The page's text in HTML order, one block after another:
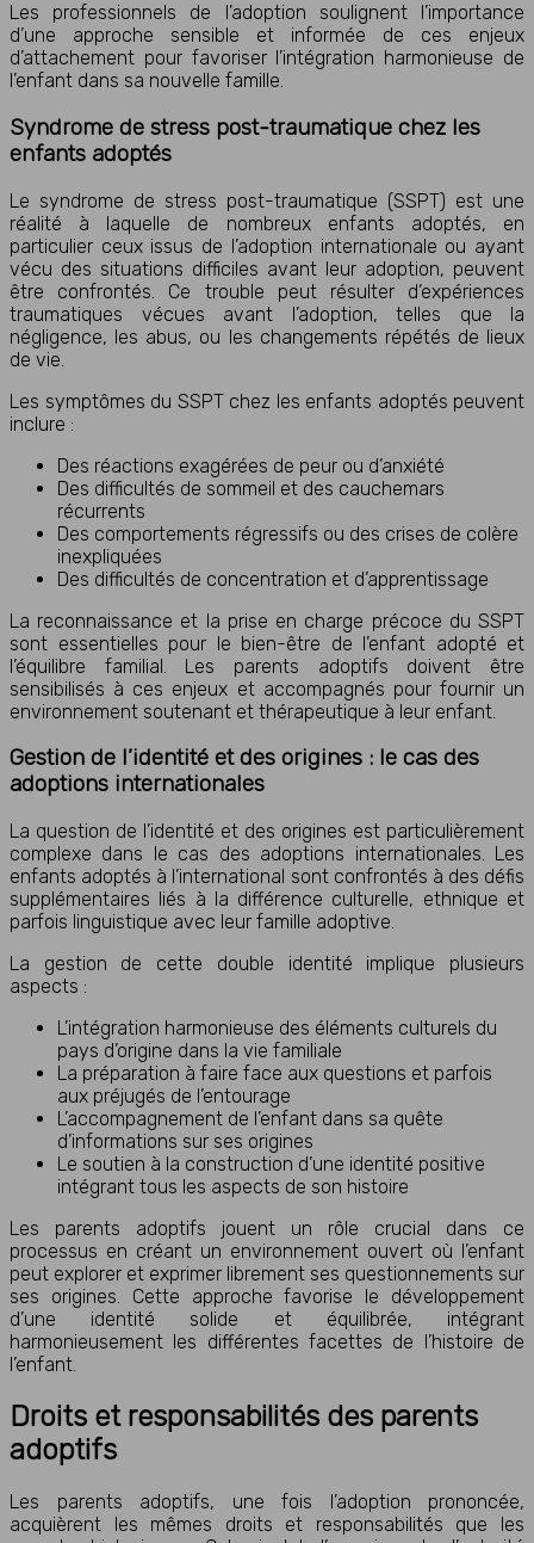
Les professionnels de l’adoption soulignent l’importance
d’une approche sensible et informée de ces enjeux
d’attachement pour favoriser l’intégration harmonieuse de
l’enfant dans sa nouvelle famille.
Syndrome de stress post-traumatique chez les
enfants adoptés
Le syndrome de stress post-traumatique (SSPT) est une
réalité à laquelle de nombreux enfants adoptés, en
particulier ceux issus de l’adoption internationale ou ayant
vécu des situations difficiles avant leur adoption, peuvent
être confrontés. Ce trouble peut résulter d’expériences
traumatiques vécues avant l’adoption, telles que la
négligence, les abus, ou les changements répétés de lieux
de vie.
Les symptômes du SSPT chez les enfants adoptés peuvent
inclure :
Des réactions exagérées de peur ou d’anxiété
Des difficultés de sommeil et des cauchemars
récurrents
Des comportements régressifs ou des crises de colère
inexpliquées
Des difficultés de concentration et d’apprentissage
La reconnaissance et la prise en charge précoce du SSPT
sont essentielles pour le bien-être de l’enfant adopté et
l’équilibre familial. Les parents adoptifs doivent être
sensibilisés à ces enjeux et accompagnés pour fournir un
environnement soutenant et thérapeutique à leur enfant.
Gestion de l’identité et des origines : le cas des
adoptions internationales
La question de l’identité et des origines est particulièrement
complexe dans le cas des adoptions internationales. Les
enfants adoptés à l’international sont confrontés à des défis
supplémentaires liés à la différence culturelle, ethnique et
parfois linguistique avec leur famille adoptive.
La gestion de cette double identité implique plusieurs
aspects :
L’intégration harmonieuse des éléments culturels du
pays d’origine dans la vie familiale
La préparation à faire face aux questions et parfois
aux préjugés de l’entourage
L’accompagnement de l’enfant dans sa quête
d’informations sur ses origines
Le soutien à la construction d’une identité positive
intégrant tous les aspects de son histoire
Les parents adoptifs jouent un rôle crucial dans ce
processus en créant un environnement ouvert où l’enfant
peut explorer et exprimer librement ses questionnements sur
ses origines. Cette approche favorise le développement
d’une identité solide et équilibrée, intégrant
harmonieusement les différentes facettes de l’histoire de
l’enfant.
Droits et responsabilités des parents
adoptifs
Les parents adoptifs, une fois l’adoption prononcée,
acquièrent les mêmes droits et responsabilités que les